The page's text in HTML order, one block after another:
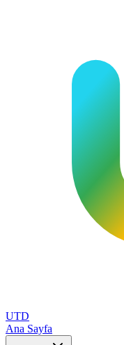
UTD
Ana Sayfa